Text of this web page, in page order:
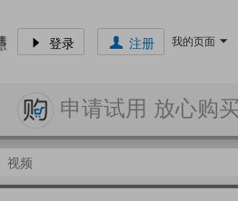
登录 注册 我的页面
申请试用 放心购